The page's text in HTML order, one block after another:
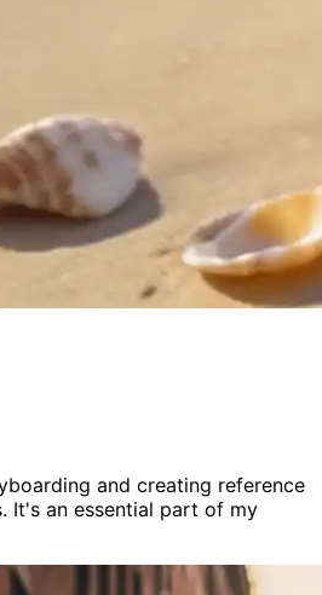
and creating reference
It's an essential part of my